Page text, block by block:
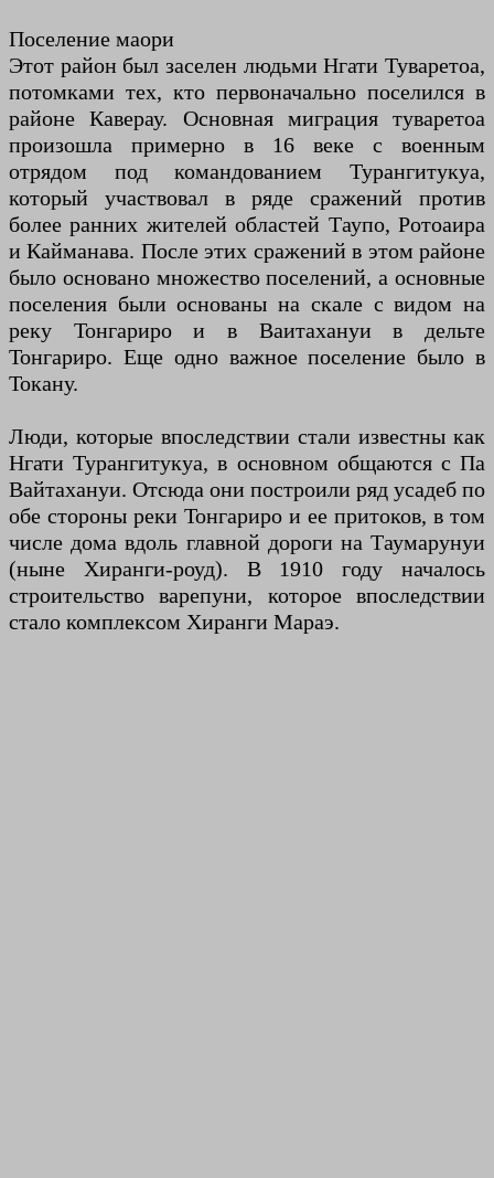
Поселение маори
Этот район был заселен людьми Нгати Туваретоа,
потомками тех, кто первоначально поселился в
районе Каверау. Основная миграция туваретоа
произошла примерно в 16 веке с военным
отрядом под командованием Турангитукуа,
который участвовал в ряде сражений против
более ранних жителей областей Таупо, Ротоаира
и Кайманава. После этих сражений в этом районе
было основано множество поселений, а основные
поселения были основаны на скале с видом на
реку Тонгариро и в Ваитахануи в дельте
Тонгариро. Еще одно важное поселение было в
Токану.
Люди, которые впоследствии стали известны как
Нгати Турангитукуа, в основном общаются с Па
Вайтахануи. Отсюда они построили ряд усадеб по
обе стороны реки Тонгариро и ее притоков, в том
числе дома вдоль главной дороги на Таумарунуи
(ныне Хиранги-роуд). В 1910 году началось
строительство варепуни, которое впоследствии
стало комплексом Хиранги Мараэ.